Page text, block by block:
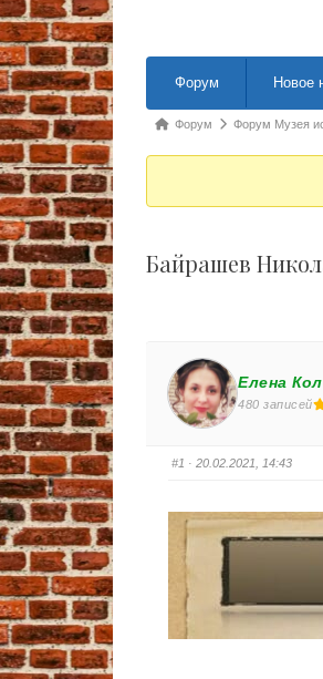
Форум
Новое
Форум breadcrumbs - Вы
Форум Форум Музея
Байрашев
Елена
480 записей
#1 · 20.02.2021, 14:43